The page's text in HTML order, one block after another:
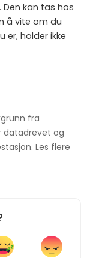
kan tas hos
å vite om du
er, holder ikke
fra
datadrevet og
Les flere